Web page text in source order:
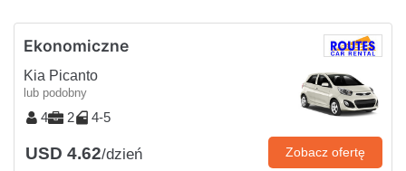
Ekonomiczne
Kia Picanto
lub podobny
4 2 4-5
USD 4.62/dzień Zobacz ofertę